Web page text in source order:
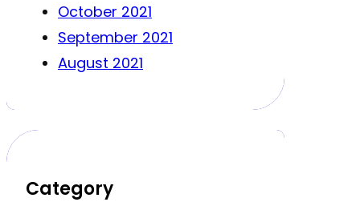
October 2021
September 2021
August 2021
Category